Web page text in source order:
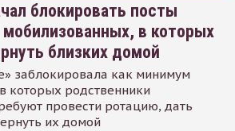
блокировать посты
в которых
близких домой
заблокировала как минимум
которых родственники
провести ротацию, дать
их домой